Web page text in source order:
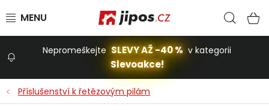
Nepromeškejte SLEVY AŽ -40 % v kategorii
Slevoakce!
Příslušenství k řetězovým pilám